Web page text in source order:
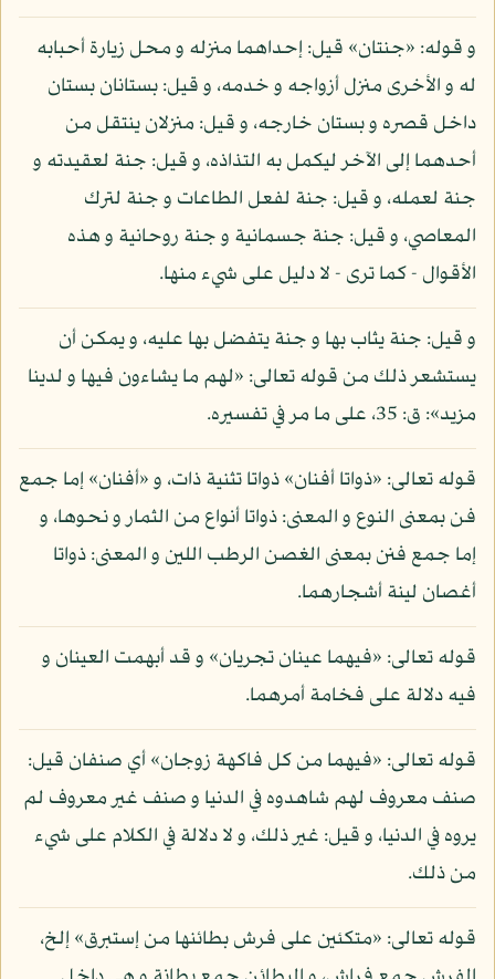
و قوله: «جنتان» قيل: إحداهما منزله و محل زيارة أحبابه
له و الأخرى منزل أزواجه و خدمه، و قيل: بستانان بستان
داخل قصره و بستان خارجه، و قيل: منزلان ينتقل من
أحدهما إلى الآخر ليكمل به التذاذه، و قيل: جنة لعقيدته و
جنة لعمله، و قيل: جنة لفعل الطاعات و جنة لترك
المعاصي، و قيل: جنة جسمانية و جنة روحانية و هذه
الأقوال - كما ترى - لا دليل على شيء منها.
و قيل: جنة يثاب بها و جنة يتفضل بها عليه، و يمكن أن
يستشعر ذلك من قوله تعالى: «لهم ما يشاءون فيها و لدينا
مزيد»: ق: 35، على ما مر في تفسيره.
قوله تعالى: «ذواتا أفنان» ذواتا تثنية ذات، و «أفنان» إما جمع
فن بمعنى النوع و المعنى: ذواتا أنواع من الثمار و نحوها، و
إما جمع فنن بمعنى الغصن الرطب اللين و المعنى: ذواتا
أغصان لينة أشجارهما.
قوله تعالى: «فيهما عينان تجريان» و قد أبهمت العينان و
فيه دلالة على فخامة أمرهما.
قوله تعالى: «فيهما من كل فاكهة زوجان» أي صنفان قيل:
صنف معروف لهم شاهدوه في الدنيا و صنف غير معروف لم
يروه في الدنيا، و قيل: غير ذلك، و لا دلالة في الكلام على شيء
من ذلك.
قوله تعالى: «متكئين على فرش بطائنها من إستبرق» إلخ،